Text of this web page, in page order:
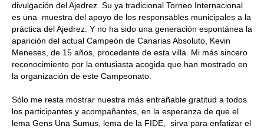
divulgación del Ajedrez. Su ya tradicional Torneo Internacional
es una muestra del apoyo de los responsables municipales a la
práctica del Ajedrez. Y no ha sido una generación espontánea la
aparición del actual Campeón de Canarias Absoluto, Kevin
Meneses, de 15 años, procedente de esta villa. Mi más sincero
reconocimiento por la entusiasta acogida que han mostrado en
la organización de este Campeonato.
Sólo me resta mostrar nuestra más entrañable gratitud a todos
los participantes y acompañantes, en la esperanza de que el
lema Gens Una Sumus, lema de la FIDE, sirva para enfatizar el